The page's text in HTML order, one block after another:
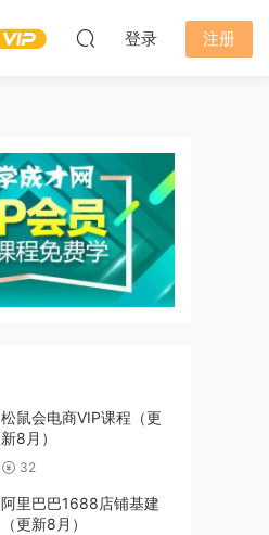
登录 注册
松鼠会电商VIP课程（更
新8月）
32
阿里巴巴1688店铺基建
（更新8月）